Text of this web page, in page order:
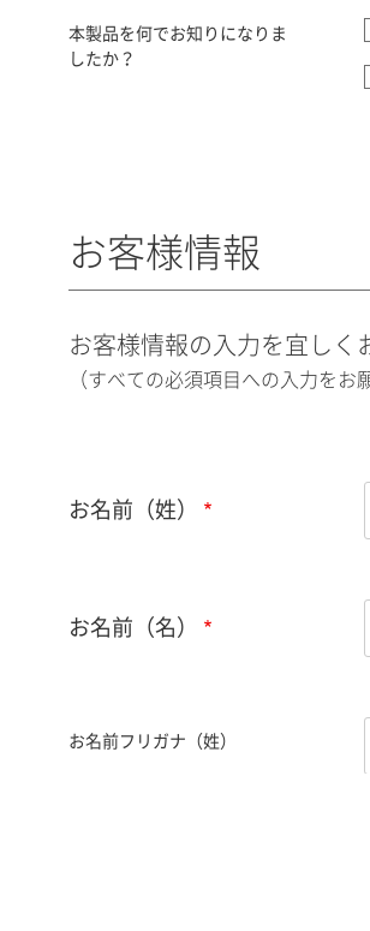
本製品を何でお知りになりま
したか？
お客様情報
お客様情報の入力を宜しく
（すべての必須項目への入力をお
お名前（姓）
お名前（名）
お名前フリガナ（姓）